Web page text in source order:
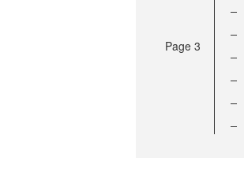
Page 3